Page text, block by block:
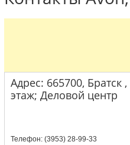
Адрес: 665700,
этаж; Деловой центр
Телефон: (3953) 28-99-33